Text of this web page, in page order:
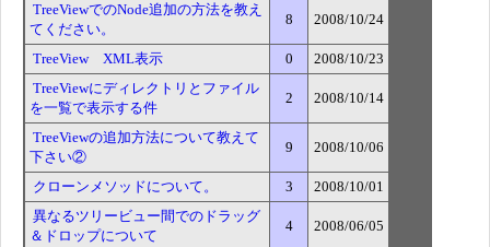
TreeViewでのNode追加の方法を教え
てください。
8 2008/10/24
TreeView XML表示 0
2008/10/23
TreeViewにディレクトリとファイル
を一覧で表示する件
2 2008/10/14
TreeViewの追加方法について教えて
下さい②
9 2008/10/06
クローンメソッドについて。 3
2008/10/01
異なるツリービュー間でのドラッグ
＆ドロップについて
4 2008/06/05